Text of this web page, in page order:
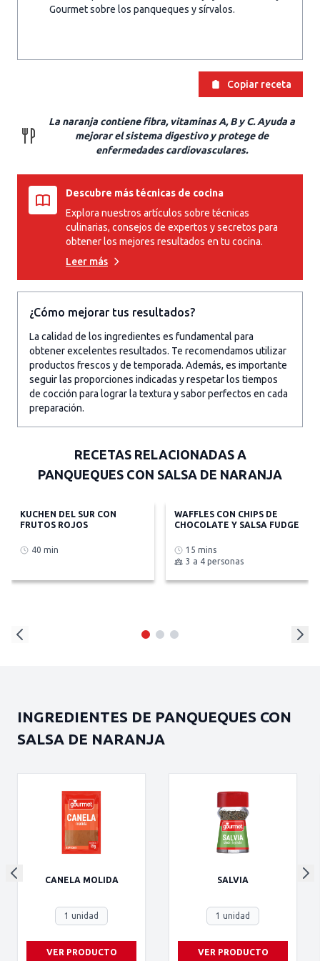
Gourmet sobre los panqueques y sírvalos.
Copiar receta
La naranja contiene fibra, vitaminas A, B y C. Ayuda a
mejorar el sistema digestivo y protege de
enfermedades cardiovasculares.
Descubre más técnicas de cocina
Explora nuestros artículos sobre técnicas
culinarias, consejos de expertos y secretos para
obtener los mejores resultados en tu cocina.
Leer más
¿Cómo mejorar tus resultados?
La calidad de los ingredientes es fundamental para
obtener excelentes resultados. Te recomendamos utilizar
productos frescos y de temporada. Además, es importante
seguir las proporciones indicadas y respetar los tiempos
de cocción para lograr la textura y sabor perfectos en cada
preparación.
RECETAS RELACIONADAS A
PANQUEQUES CON SALSA DE NARANJA
KUCHEN DEL SUR CON
FRUTOS ROJOS
40 min
WAFFLES CON CHIPS DE
CHOCOLATE Y SALSA FUDGE
15 mins
3 a 4 personas
INGREDIENTES DE PANQUEQUES CON
SALSA DE NARANJA
CANELA MOLIDA
1 unidad
VER PRODUCTO
SALVIA
1 unidad
VER PRODUCTO